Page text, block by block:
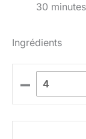
30 minutes
Ingrédients
–